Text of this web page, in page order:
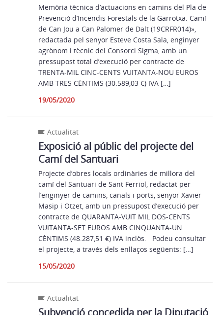
Memòria tècnica d’actuacions en camins del Pla de
Prevenció d’Incendis Forestals de la Garrotxa. Camí
de Can Jou a Can Palomer de Dalt (19CRFR014)»,
redactada pel senyor Esteve Costa Sala, enginyer
agrònom i tècnic del Consorci Sigma, amb un
pressupost total d’execució per contracte de
TRENTA-MIL CINC-CENTS VUITANTA-NOU EUROS
AMB TRES CÈNTIMS (30.589,03 €) IVA […]
19/05/2020
Actualitat
Exposició al públic del projecte del
Camí del Santuari
Projecte d’obres locals ordinàries de millora del
camí del Santuari de Sant Ferriol, redactat per
l’enginyer de camins, canals i ports, senyor Xavier
Masip i Otzet, amb un pressupost d’execució per
contracte de QUARANTA-VUIT MIL DOS-CENTS
VUITANTA-SET EUROS AMB CINQUANTA-UN
CÈNTIMS (48.287,51 €) IVA inclòs. Podeu consultar
el projecte, a través dels enllaços següents: […]
15/05/2020
Actualitat
Subvenció concedida per la Diputació